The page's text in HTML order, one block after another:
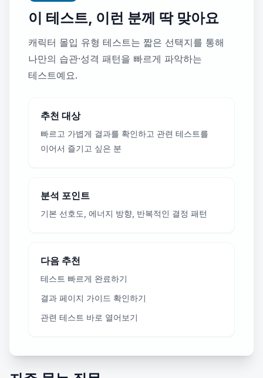
이 테스트, 이런 분께 딱 맞아요
캐릭터 몰입 유형 테스트는 짧은 선택지를 통해
나만의 습관·성격 패턴을 빠르게 파악하는
테스트예요.
추천 대상
빠르고 가볍게 결과를 확인하고 관련 테스트를
이어서 즐기고 싶은 분
분석 포인트
기본 선호도, 에너지 방향, 반복적인 결정 패턴
다음 추천
테스트 빠르게 완료하기
결과 페이지 가이드 확인하기
관련 테스트 바로 열어보기